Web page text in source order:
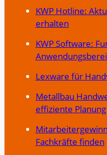
KWP Hotline:
erhalten
KWP Software:
Lexware für
Metallbau
effiziente Planung
Fachkräfte finden